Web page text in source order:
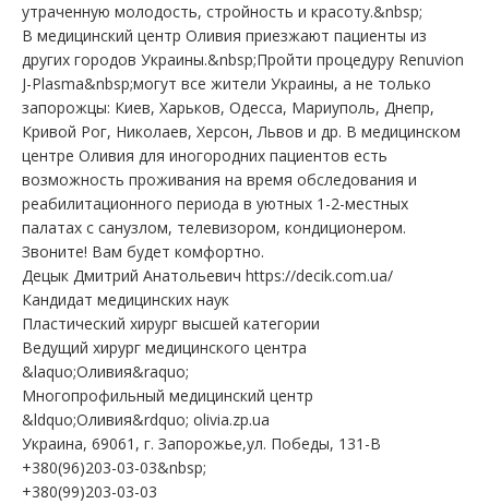
утраченную молодость, стройность и красоту.&nbsp;
В медицинский центр Оливия приезжают пациенты из
других городов Украины.&nbsp;Пройти процедуру Renuvion
J-Plasma&nbsp;могут все жители Украины, а не только
запорожцы: Киев, Харьков, Одесса, Мариуполь, Днепр,
Кривой Рог, Николаев, Херсон, Львов и др. В медицинском
центре Оливия для иногородних пациентов есть
возможность проживания на время обследования и
реабилитационного периода в уютных 1-2-местных
палатах с санузлом, телевизором, кондиционером.
Звоните! Вам будет комфортно.
Децык Дмитрий Анатольевич https://decik.com.ua/
Кандидат медицинских наук
Пластический хирург высшей категории
Ведущий хирург медицинского центра
&laquo;Оливия&raquo;
Многопрофильный медицинский центр
&ldquo;Оливия&rdquo; olivia.zp.ua
Украина, 69061, г. Запорожье,ул. Победы, 131-В
+380(96)203-03-03&nbsp;
+380(99)203-03-03